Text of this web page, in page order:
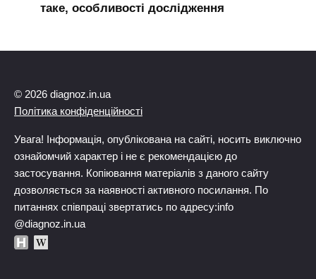
таке, особливості дослідження
© 2026 diagnoz.in.ua
Політика конфіденційності
Увага! Інформація, опублікована на сайті, носить виключно
ознайомчий характер і не є рекомендацією до
застосування. Копіювання матеріалів з даного сайту
дозволяється за наявності активного посилання. По
питаннях співпраці звертатись по адресу:info
@diagnoz.in.ua